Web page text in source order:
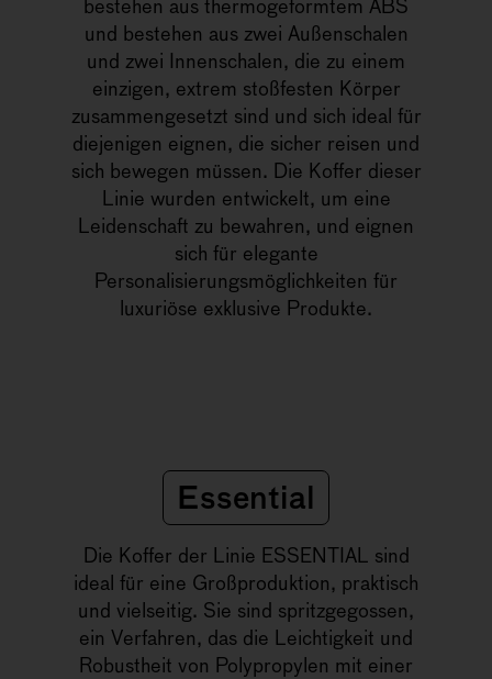
bestehen aus thermogeformtem ABS
und bestehen aus zwei Außenschalen
und zwei Innenschalen, die zu einem
einzigen, extrem stoßfesten Körper
zusammengesetzt sind und sich ideal für
diejenigen eignen, die sicher reisen und
sich bewegen müssen. Die Koffer dieser
Linie wurden entwickelt, um eine
Leidenschaft zu bewahren, und eignen
sich für elegante
Personalisierungsmöglichkeiten für
luxuriöse exklusive Produkte.
Essential
Die Koffer der Linie ESSENTIAL sind
ideal für eine Großproduktion, praktisch
und vielseitig. Sie sind spritzgegossen,
ein Verfahren, das die Leichtigkeit und
Robustheit von Polypropylen mit einer